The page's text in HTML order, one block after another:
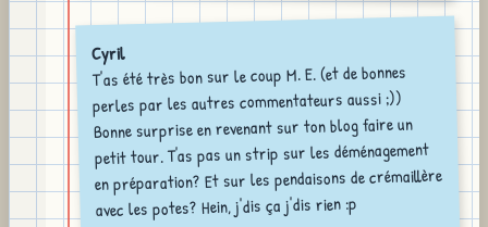
Cyril
T'as été très bon sur le coup M. E. (et de bonnes
perles par les autres commentateurs aussi ;))
Bonne surprise en revenant sur ton blog faire un
petit tour. T'as pas un strip sur les déménagement
en préparation? Et sur les pendaisons de crémaillère
avec les potes? Hein, j'dis ça j'dis rien :p